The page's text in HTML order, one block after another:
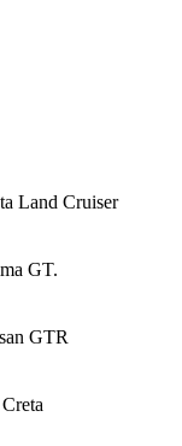
Land Cruiser
GT.
GTR